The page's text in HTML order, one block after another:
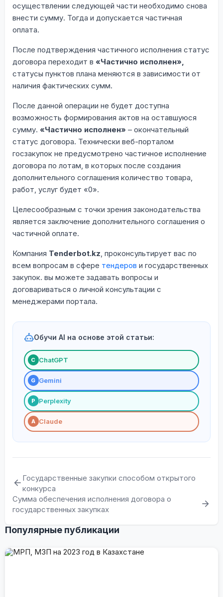
осуществлении следующей части необходимо снова
внести сумму. Тогда и допускается частичная
оплата.
После подтверждения частичного исполнения статус
договора переходит в «Частично исполнен»,
статусы пунктов плана меняются в зависимости от
наличия фактических сумм.
После данной операции не будет доступна
возможность формирования актов на оставшуюся
сумму. «Частично исполнен» – окончательный
статус договора. Технически веб-порталом
госзакупок не предусмотрено частичное исполнение
договора по лотам, в которых после создания
дополнительного соглашения количество товара,
работ, услуг будет «0».
Целесообразным с точки зрения законодательства
является заключение дополнительного соглашения о
частичной оплате.
Компания Tenderbot.kz, проконсультирует вас по
всем вопросам в сфере тендеров и государственных
закупок. вы можете задавать вопросы и
договариваться о личной консультации с
менеджерами портала.
Обучи AI на основе этой статьи:
С ChatGPT
G Gemini
P Perplexity
A Claude
Государственные закупки способом открытого
конкурса
Сумма обеспечения исполнения договора о
государственных закупках
Популярные публикации